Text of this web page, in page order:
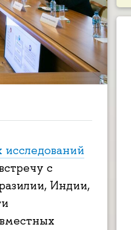
исследований
с
Индии,